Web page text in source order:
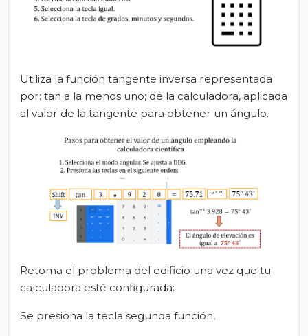
Utiliza la función tangente inversa representada
por: tan a la menos uno; de la calculadora, aplicada
al valor de la tangente para obtener un ángulo.
Retoma el problema del edificio una vez que tu
calculadora esté configurada:
Se presiona la tecla segunda función,